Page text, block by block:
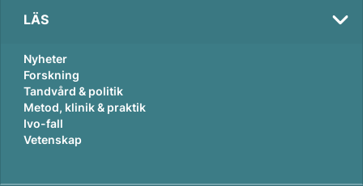
LÄS
Nyheter
Forskning
Tandvård & politik
Metod, klinik & praktik
Ivo-fall
Vetenskap